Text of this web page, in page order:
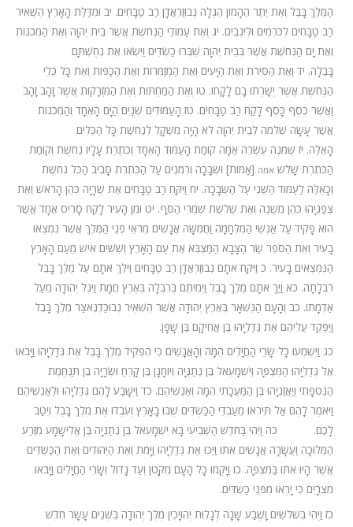
הַמֶּלֶךְ בָּבֶל וְאֵת יֶתֶר הֶהָמוֹן הֶגְלָה נְבוּזַרְאֲדָן רַב טַבָּחִים. יב וּמִדַּלַּת הָאָרֶץ הִשְׁאִיר
רַב טַבָּחִים לְכֹרְמִים וּלְיֹגְבִים. יג וְאֶת עַמּוּדֵי הַנְּחֹשֶׁת אֲשֶׁר בֵּית יְהוָה וְאֶת הַמְּכֹנוֹת
וְאֶת יָם הַנְּחֹשֶׁת אֲשֶׁר בְּבֵית יְהוָה שִׁבְּרוּ כַשְׂדִּים וַיִּשְׂאוּ אֶת נְחֻשְׁתָּם
בָּבֶלָה. יד וְאֶת הַסִּירֹת וְאֶת הַיָּעִים וְאֶת הַמְזַמְּרוֹת וְאֶת הַכַּפּוֹת וְאֵת כָּל כְּלֵי
הַנְּחֹשֶׁת אֲשֶׁר יְשָׁרְתוּ בָם לָקָחוּ. טו וְאֶת הַמַּחְתּוֹת וְאֶת הַמִּזְרָקוֹת אֲשֶׁר זָהָב זָהָב
וַאֲשֶׁר כֶּסֶף כָּסֶף לָקַח רַב טַבָּחִים. טז הָעַמּוּדִים שְׁנַיִם הַיָּם הָאֶחָד וְהַמְּכֹנוֹת
אֲשֶׁר עָשָׂה שְׁלֹמֹה לְבֵית יְהוָה לֹא הָיָה מִשְׁקָל לִנְחֹשֶׁת כָּל הַכֵּלִים
הָאֵלֶּה. יז שְׁמֹנֶה עֶשְׂרֵה אַמָּה קוֹמַת הָעַמּוּד הָאֶחָד וְכֹתֶרֶת עָלָיו נְחֹשֶׁת וְקוֹמַת
הַכֹּתֶרֶת שָׁלֹשׁ אמה [אַמּוֹת] וּשְׂבָכָה וְרִמֹּנִים עַל הַכֹּתֶרֶת סָבִיב הַכֹּל נְחֹשֶׁת
וְכָאֵלֶּה לַעַמּוּד הַשֵּׁנִי עַל הַשְּׂבָכָה. יח וַיִּקַּח רַב טַבָּחִים אֶת שְׂרָיָה כֹּהֵן הָרֹאשׁ וְאֶת
צְפַנְיָהוּ כֹּהֵן מִשְׁנֶה וְאֶת שְׁלֹשֶׁת שֹׁמְרֵי הַסַּף. יט וּמִן הָעִיר לָקַח סָרִיס אֶחָד אֲ‍שֶׁר
הוּא פָקִיד עַל אַנְשֵׁי הַמִּלְחָמָה וַחֲמִשָּׁה אֲנָשִׁים מֵרֹאֵי פְנֵי הַמֶּלֶךְ אֲשֶׁר נִמְצְאוּ
בָעִיר וְאֵת הַסֹּפֵר שַׂר הַצָּבָא הַמַּצְבִּא אֶת עַם הָאָרֶץ וְשִׁשִּׁים אִישׁ מֵעַם הָאָרֶץ
הַנִּמְצְאִים בָּעִיר. כ וַיִּקַּח אֹתָם נְבוּזַרְאֲדָן רַב טַבָּחִים וַיֹּלֶךְ אֹתָם עַל מֶלֶךְ בָּבֶל
רִבְלָתָה. כא וַיַּךְ אֹתָם מֶלֶךְ בָּבֶל וַיְמִיתֵם בְּרִבְלָה בְּאֶרֶץ חֲמָת וַיִּגֶל יְהוּדָה מֵעַל
אַדְמָתוֹ. כב וְהָעָם הַנִּשְׁאָר בְּאֶרֶץ יְהוּדָה אֲשֶׁר הִשְׁאִיר נְבוּכַדְנֶאצַּר מֶלֶךְ בָּבֶל
וַיַּפְקֵד עֲלֵיהֶם אֶת גְּדַלְיָהוּ בֶּן אֲחִיקָם בֶּן שָׁפָן.
כג וַיִּשְׁמְעוּ כָל שָׂרֵי הַחֲיָלִים הֵמָּה וְהָאֲנָשִׁים כִּי הִפְקִיד מֶלֶךְ בָּבֶל אֶת גְּדַלְיָהוּ וַיָּבֹאוּ
אֶל גְּדַלְיָהוּ הַמִּצְפָּה וְיִשְׁמָעֵאל בֶּן נְתַנְיָה וְיוֹחָנָן בֶּן קָרֵחַ וּשְׂרָיָה בֶן תַּנְחֻמֶת
הַנְּטֹפָתִי וְיַאֲזַנְיָהוּ בֶּן הַמַּעֲכָתִי הֵמָּה וְאַנְשֵׁיהֶם. כד וַיִּשָּׁבַע לָהֶם גְּדַלְיָהוּ וּלְאַנְשֵׁיהֶם
וַיֹּאמֶר לָהֶם אַל תִּירְאוּ מֵעַבְדֵי הַכַּשְׂדִּים שְׁבוּ בָאָרֶץ וְעִבְדוּ אֶת מֶלֶךְ בָּבֶל וְיִטַב
לָכֶם. כה וַיְהִי בַּחֹדֶשׁ הַשְּׁבִיעִי בָּא יִשְׁמָעֵאל בֶּן נְתַנְיָה בֶּן אֱלִישָׁמָע מִזֶּרַע
הַמְּלוּכָה וַעֲשָׂרָה אֲנָשִׁים אִתּוֹ וַיַּכּוּ אֶת גְּדַלְיָהוּ וַיָּמֹת וְאֶת הַיְּהוּדִים וְאֶת הַכַּשְׂדִּים
אֲשֶׁר הָיוּ אִתּוֹ בַּמִּצְפָּה. כו וַיָּקֻמוּ כָל הָעָם מִקָּטֹן וְעַד גָּדוֹל וְשָׂרֵי הַחֲיָלִים וַיָּבֹאוּ
מִצְרָיִם כִּי יָרְאוּ מִפְּנֵי כַשְׂדִּים.
כז וַיְהִי בִשְׁלֹשִׁים וָשֶׁבַע שָׁנָה לְגָלוּת יְהוֹיָכִין מֶלֶךְ יְהוּדָה בִּשְׁנֵים עָשָׂר חֹדֶשׁ